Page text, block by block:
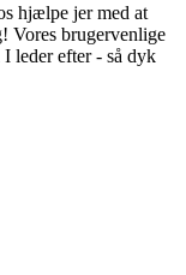
hjælpe jer med at
Vores brugervenlige
leder efter - så dyk